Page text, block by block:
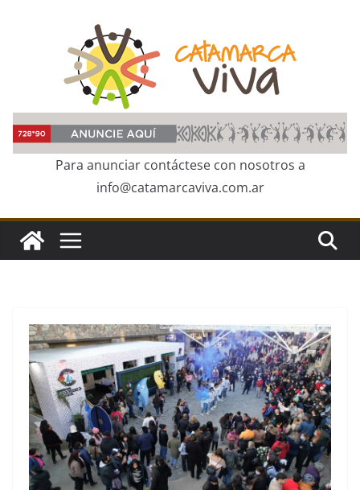
Para anunciar contáctese con nosotros a
info@catamarcaviva.com.ar